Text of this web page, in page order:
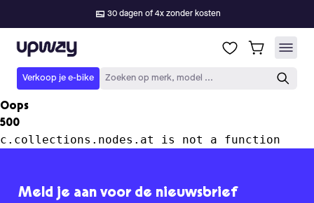
30 dagen of 4x zonder kosten
Upway
Verkoop je e-bike Zoeken op merk, model ...
Oops
500
c.collections.nodes.at is not a function
Meld je aan voor de nieuwsbrief